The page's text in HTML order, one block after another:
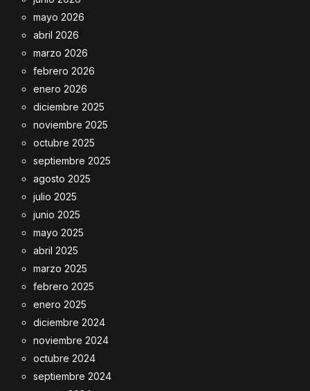
mayo 2026
abril 2026
marzo 2026
febrero 2026
enero 2026
diciembre 2025
noviembre 2025
octubre 2025
septiembre 2025
agosto 2025
julio 2025
junio 2025
mayo 2025
abril 2025
marzo 2025
febrero 2025
enero 2025
diciembre 2024
noviembre 2024
octubre 2024
septiembre 2024